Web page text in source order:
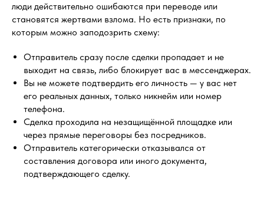
люди действительно ошибаются при переводе или
становятся жертвами взлома. Но есть признаки, по
которым можно заподозрить схему:
Отправитель сразу после сделки пропадает и не
выходит на связь, либо блокирует вас в мессенджерах.
Вы не можете подтвердить его личность — у вас нет
его реальных данных, только никнейм или номер
телефона.
Сделка проходила на незащищённой площадке или
через прямые переговоры без посредников.
Отправитель категорически отказывался от
составления договора или иного документа,
подтверждающего сделку.